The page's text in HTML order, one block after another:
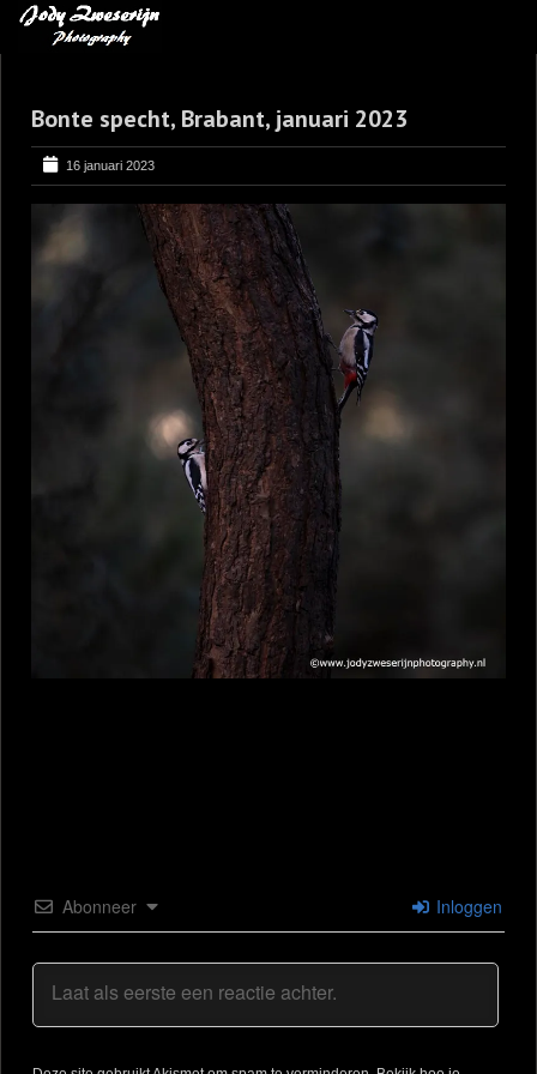
BLOG
LEREN VAN KUNST
BENCE MATE FOTOHUTTEN
Bonte specht, Brabant, januari 2023
16 januari 2023
Abonneer Inloggen